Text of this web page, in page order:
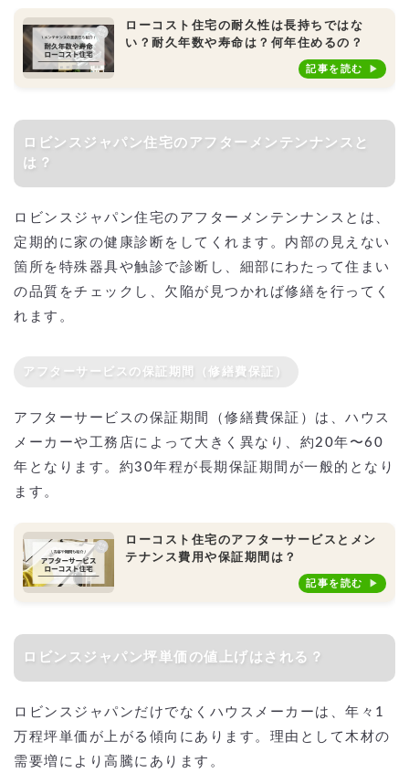
ローコスト住宅の耐久性は長持ちではな
い？耐久年数や寿命は？何年住めるの？
記事を読む
ロビンスジャパン住宅のアフターメンテンナンスと
は？
ロビンスジャパン住宅のアフターメンテンナンスとは、
定期的に家の健康診断をしてくれます。内部の見えない
箇所を特殊器具や触診で診断し、細部にわたって住まい
の品質をチェックし、欠陥が見つかれば修繕を行ってく
れます。
アフターサービスの保証期間（修繕費保証）
アフターサービスの保証期間（修繕費保証）は、ハウス
メーカーや工務店によって大きく異なり、約20年〜60
年となります。約30年程が長期保証期間が一般的となり
ます。
ローコスト住宅のアフターサービスとメン
テナンス費用や保証期間は？
記事を読む
ロビンスジャパン坪単価の値上げはされる？
ロビンスジャパンだけでなくハウスメーカーは、年々1
万程坪単価が上がる傾向にあります。理由として木材の
需要増により高騰にあります。